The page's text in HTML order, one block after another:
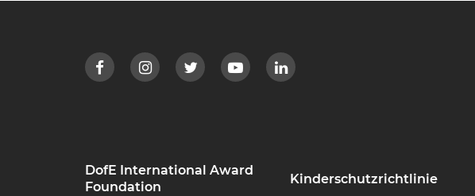
DofE International Award
Foundation
Kinderschutzrichtlinie